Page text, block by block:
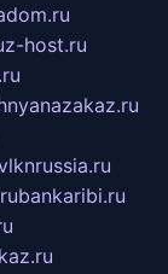
z-host.ru
bankaribi.ru